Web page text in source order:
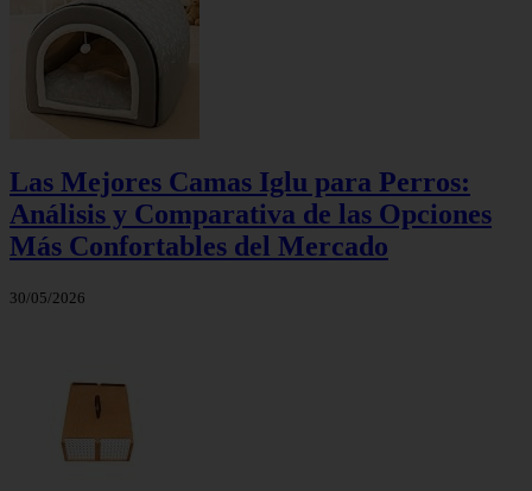
Las Mejores Camas Iglu para Perros:
Análisis y Comparativa de las Opciones
Más Confortables del Mercado
30/05/2026